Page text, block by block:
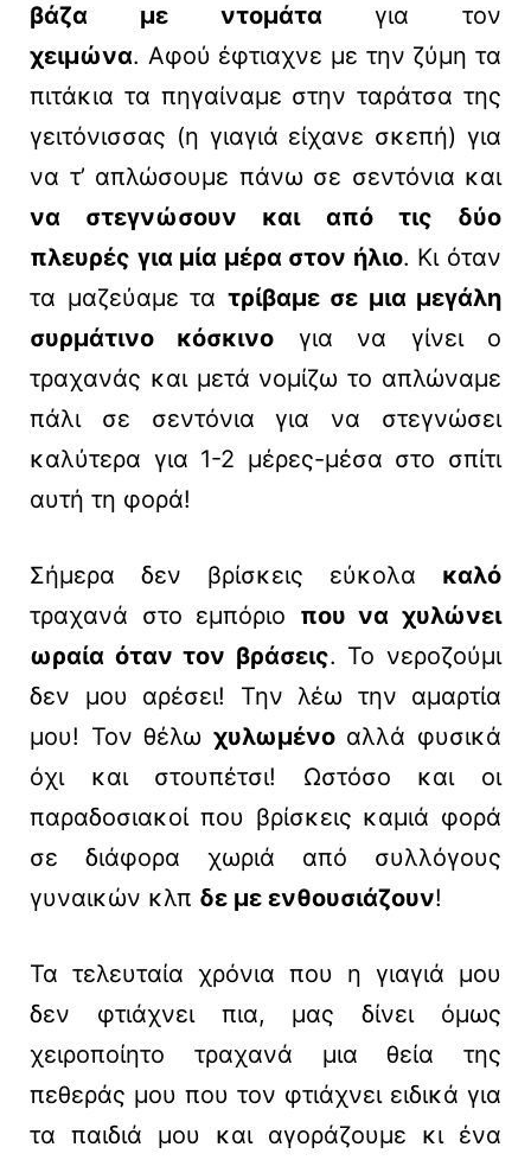
βάζα με ντομάτα για τον
χειμώνα. Αφού έφτιαχνε με την ζύμη τα
πιτάκια τα πηγαίναμε στην ταράτσα της
γειτόνισσας (η γιαγιά είχανε σκεπή) για
να τ’ απλώσουμε πάνω σε σεντόνια και
να στεγνώσουν και από τις δύο
πλευρές για μία μέρα στον ήλιο. Κι όταν
τα μαζεύαμε τα τρίβαμε σε μια μεγάλη
συρμάτινο κόσκινο για να γίνει ο
τραχανάς και μετά νομίζω το απλώναμε
πάλι σε σεντόνια για να στεγνώσει
καλύτερα για 1-2 μέρες-μέσα στο σπίτι
αυτή τη φορά!
Σήμερα δεν βρίσκεις εύκολα καλό
τραχανά στο εμπόριο που να χυλώνει
ωραία όταν τον βράσεις. Το νεροζούμι
δεν μου αρέσει! Την λέω την αμαρτία
μου! Τον θέλω χυλωμένοαλλά φυσικά
όχι και στουπέτσι! Ωστόσο και οι
παραδοσιακοί που βρίσκεις καμιά φορά
σε διάφορα χωριά από συλλόγους
γυναικών κλπ δε με ενθουσιάζουν!
Τα τελευταία χρόνια που η γιαγιά μου
δεν φτιάχνει πια, μας δίνει όμως
χειροποίητο τραχανά μια θεία της
πεθεράς μου που τον φτιάχνει ειδικά για
τα παιδιά μου και αγοράζουμε κι ένα